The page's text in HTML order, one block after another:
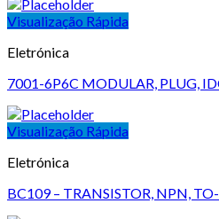
Visualização Rápida
Eletrónica
7001-6P6C MODULAR, PLUG,
Visualização Rápida
Eletrónica
BC109 – TRANSISTOR, NPN,